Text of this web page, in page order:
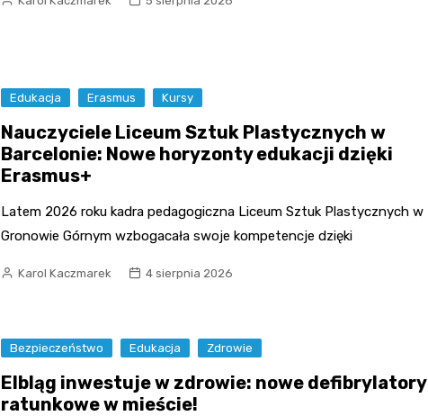
Kino
Edukacja Erasmus Kursy
Nauczyciele Liceum Sztuk Plastycznych w
Barcelonie: Nowe horyzonty edukacji dzięki
Erasmus+
Latem 2026 roku kadra pedagogiczna Liceum Sztuk Plastycznych w
Gronowie Górnym wzbogacała swoje kompetencje dzięki
Karol Kaczmarek 4 sierpnia 2026
Bezpieczeństwo Edukacja Zdrowie
Elbląg inwestuje w zdrowie: nowe defibrylatory
ratunkowe w mieście!